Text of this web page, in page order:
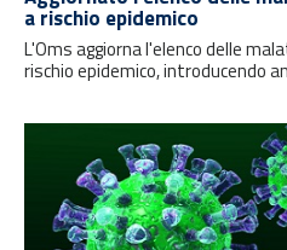
a rischio epidemico
L'Oms aggiorna l'elenco delle
rischio epidemico, introducendo